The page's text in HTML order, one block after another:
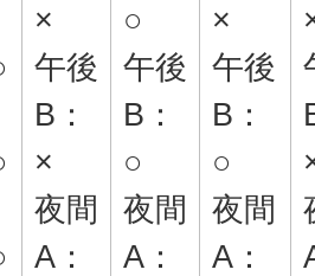
×
午後
B：
×
夜間
A：
○
午後
B：
○
夜間
A：
×
午後
B：
○
夜間
A：